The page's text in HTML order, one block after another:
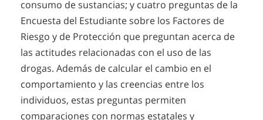
consumo de sustancias; y cuatro preguntas de la
Encuesta del Estudiante sobre los Factores de
Riesgo y de Protección que preguntan acerca de
las actitudes relacionadas con el uso de las
drogas. Además de calcular el cambio en el
comportamiento y las creencias entre los
individuos, estas preguntas permiten
comparaciones con normas estatales y